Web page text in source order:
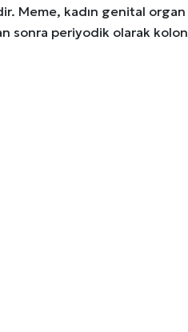
Meme, kadın genital
sonra periyodik olarak